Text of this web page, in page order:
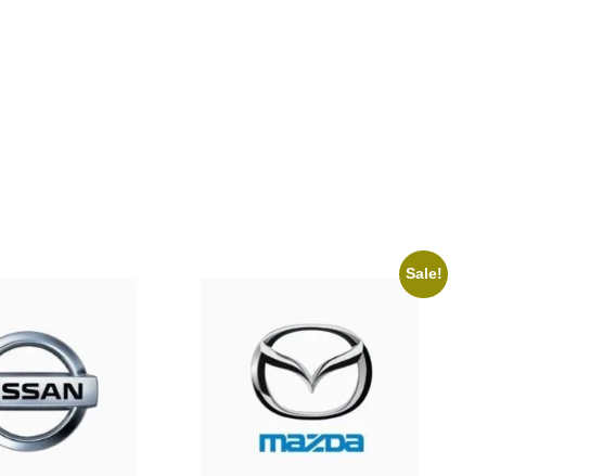
Sale!